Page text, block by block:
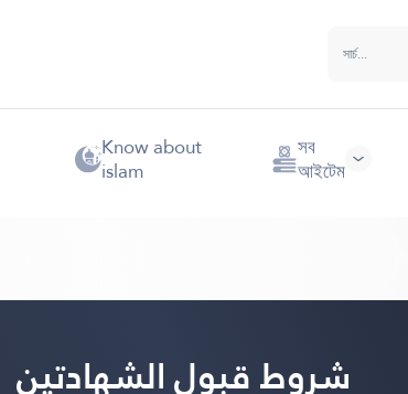
Know about
islam
সব
আইটেম
شروط قبول الشهادتين